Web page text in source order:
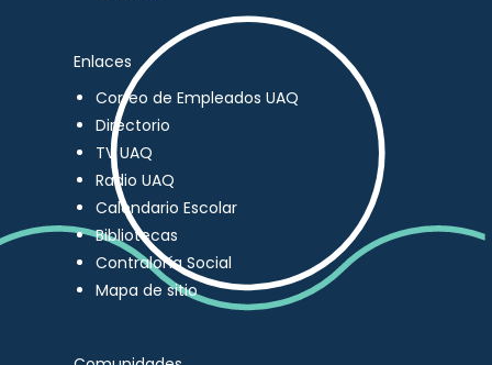
Enlaces
Correo de Empleados UAQ
Directorio
TV UAQ
Radio UAQ
Calendario Escolar
Bibliotecas
Contraloría Social
Mapa de sitio